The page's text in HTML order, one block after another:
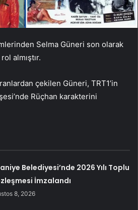
Selma Güneri son olarak
almıştır.
çekilen Güneri, TRT1’in
Rüçhan karakterini
Belediyesi’nde 2026 Yılı Toplu
İmzalandı
8, 2026